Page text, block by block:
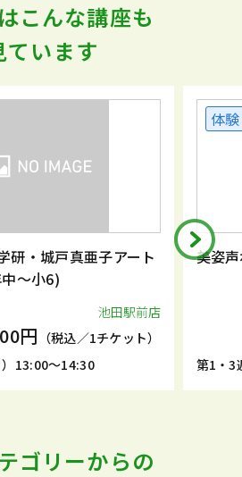
こんな講座も
ています
研・城戸真亜子アート
～小6)
池田駅前店
円 （税込／1チケット）
13:00～14:30
体験
美姿
第1・3
ゴリーからの